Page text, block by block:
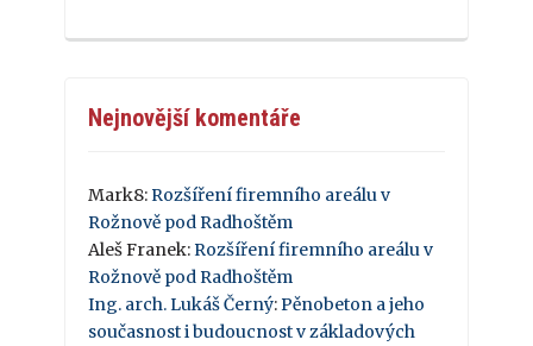
Nejnovější komentáře
Mark8: Rozšíření firemního areálu v
Rožnově pod Radhoštěm
Aleš Franek: Rozšíření firemního areálu v
Rožnově pod Radhoštěm
Ing. arch. Lukáš Černý: Pěnobeton a jeho
současnost i budoucnost v základových